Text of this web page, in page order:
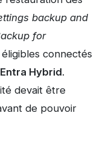
backup and
for
connectés
Hybrid.
devait être
de pouvoir